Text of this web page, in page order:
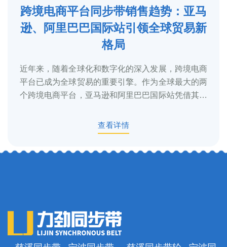
5
2025-3
跨境电商平台同步带销售趋势：亚马
逊、阿里巴巴国际站引领全球贸易新
格局
近年来，随着全球化和数字化的深入发展，跨境电商
平台已成为全球贸易的重要引擎。作为全球最大的两
个跨境电商平台，亚马逊和阿里巴巴国际站凭借其庞
查看详情